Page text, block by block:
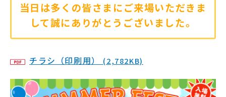
当日は多くの皆さまにご来場いただきま
して誠にありがとうございました。
チラシ（印刷用） (2,782KB)